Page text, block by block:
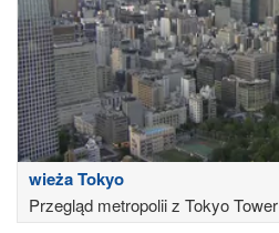
wieża Tokyo
Przegląd metropolii z Tokyo Tower